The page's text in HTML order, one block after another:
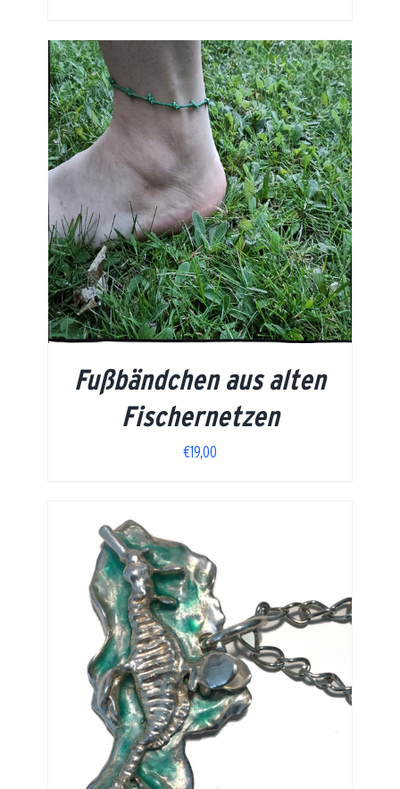
Fußbändchen aus alten
Fischernetzen
€19,00